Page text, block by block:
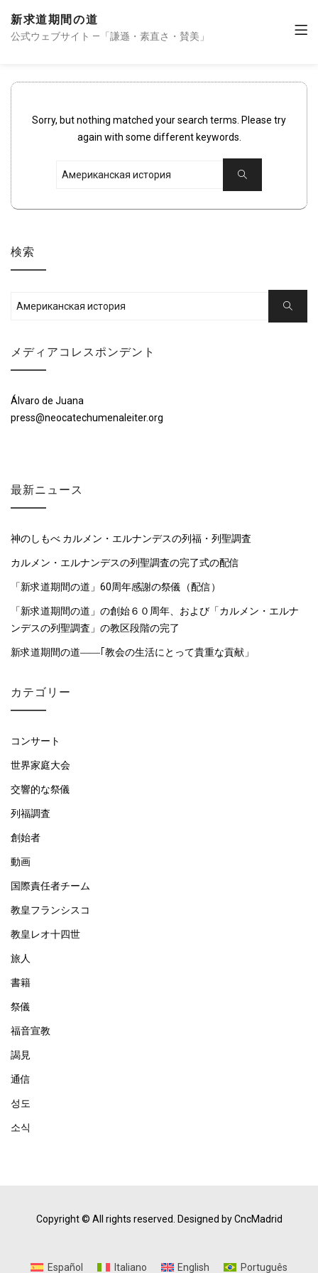
新求道期間の道
公式ウェブサイト —「謙遜・素直さ・賛美」
Sorry, but nothing matched your search terms. Please try
again with some different keywords.
Search
検索
Search
Search
メディアコレスポンデント
Álvaro de Juana
press@neocatechumenaleiter.org
最新ニュース
神のしもべ カルメン・エルナンデスの列福・列聖調査
カルメン・エルナンデスの列聖調査の完了式の配信
「新求道期間の道」60周年感謝の祭儀（配信）
「新求道期間の道」の創始６０周年、および「カルメン・エルナ
ンデスの列聖調査」の教区段階の完了
新求道期間の道――｢教会の生活にとって貴重な貢献」
カテゴリー
コンサート
世界家庭大会
交響的な祭儀
列福調査
創始者
動画
国際責任者チーム
教皇フランシスコ
教皇レオ十四世
旅人
書籍
祭儀
福音宣教
謁見
通信
성도
소식
Copyright © All rights reserved. Designed by CncMadrid
Español Italiano English Português